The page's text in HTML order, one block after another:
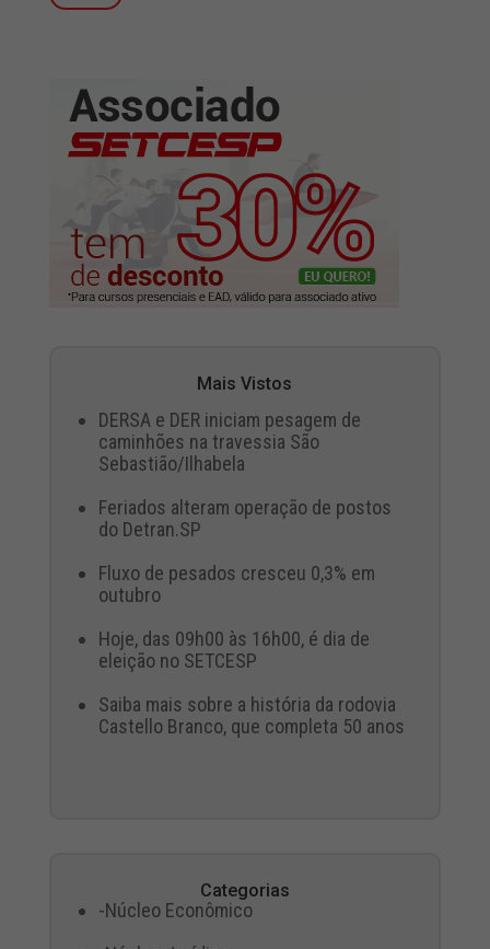
Mais Vistos
DERSA e DER iniciam pesagem de
caminhões na travessia São
Sebastião/Ilhabela
Feriados alteram operação de postos
do Detran.SP
Fluxo de pesados cresceu 0,3% em
outubro
Hoje, das 09h00 às 16h00, é dia de
eleição no SETCESP
Saiba mais sobre a história da rodovia
Castello Branco, que completa 50 anos
Categorias
-Núcleo Econômico